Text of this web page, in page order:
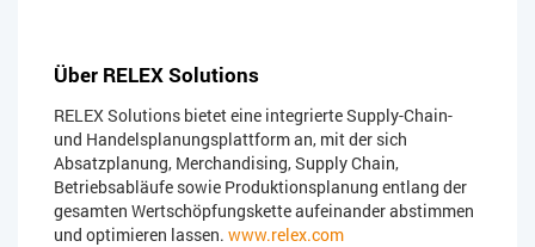
Über RELEX Solutions
RELEX Solutions bietet eine integrierte Supply-Chain-
und Handelsplanungsplattform an, mit der sich
Absatzplanung, Merchandising, Supply Chain,
Betriebsabläufe sowie Produktionsplanung entlang der
gesamten Wertschöpfungskette aufeinander abstimmen
und optimieren lassen. www.relex.com